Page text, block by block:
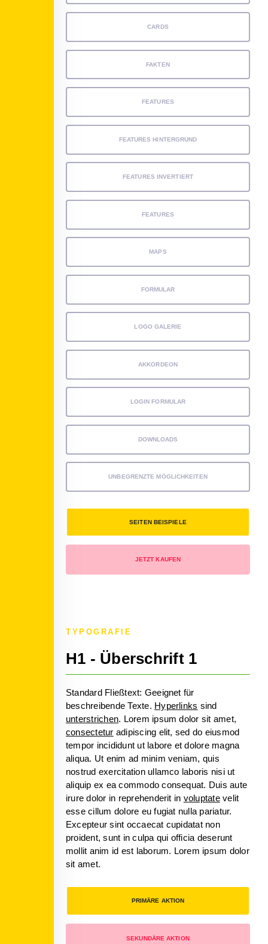
CARDS
FAKTEN
FEATURES
FEATURES HINTERGRUND
FEATURES INVERTIERT
FEATURES
MAPS
FORMULAR
LOGO GALERIE
AKKORDEON
LOGIN FORMULAR
DOWNLOADS
UNBEGRENZTE MÖGLICHKEITEN
SEITEN BEISPIELE
JETZT KAUFEN
TYPOGRAFIE
H1 - Überschrift 1
Standard Fließtext: Geeignet für
beschreibende Texte. Hyperlinks sind
unterstrichen. Lorem ipsum dolor sit amet,
consectetur adipiscing elit, sed do eiusmod
tempor incididunt ut labore et dolore magna
aliqua. Ut enim ad minim veniam, quis
nostrud exercitation ullamco laboris nisi ut
aliquip ex ea commodo consequat. Duis aute
irure dolor in reprehenderit in voluptatevelit
esse cillum dolore eu fugiat nulla pariatur.
Excepteur sint occaecat cupidatat non
proident, sunt in culpa qui officia deserunt
mollit anim id est laborum. Lorem ipsum dolor
sit amet.
PRIMÄRE AKTION
SEKUNDÄRE AKTION